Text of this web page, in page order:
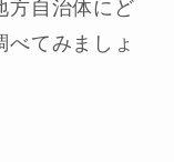
方自治体にど
てみましょ